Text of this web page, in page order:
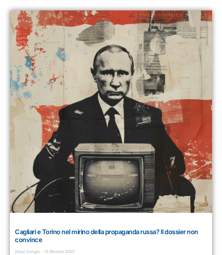
Cagliari e Torino nel mirino della propaganda russa? Il dossier non
convince
Omar Congiu 13 Ottobre 2025